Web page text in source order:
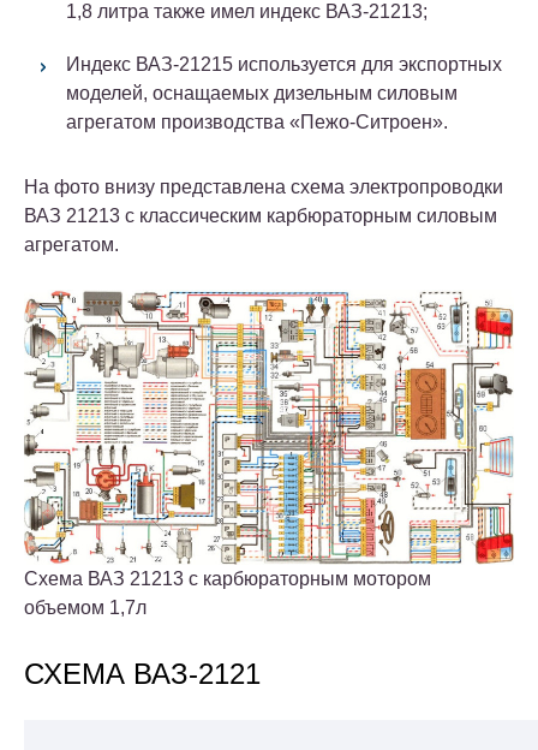
1,8 литра также имел индекс ВАЗ-21213;
Индекс ВАЗ-21215 используется для экспортных
моделей, оснащаемых дизельным силовым
агрегатом производства «Пежо-Ситроен».
На фото внизу представлена схема электропроводки
ВАЗ 21213 с классическим карбюраторным силовым
агрегатом.
Схема ВАЗ 21213 с карбюраторным мотором
объемом 1,7л
СХЕМА ВАЗ-2121